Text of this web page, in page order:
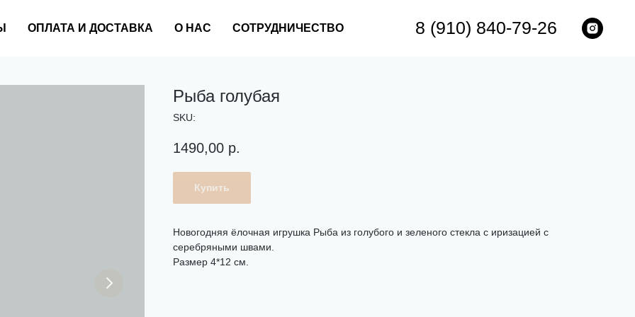
Рыба голубая
SKU:
1490,00 р.
Купить
Новогодняя ёлочная игрушка Рыба из голубого и зеленого стекла с иризацией с
серебряными швами.
Размер 4*12 см.
ОПЛАТА И ДОСТАВКА О НАС СОТРУДНИЧЕСТВО 8 (910) 840-79-26